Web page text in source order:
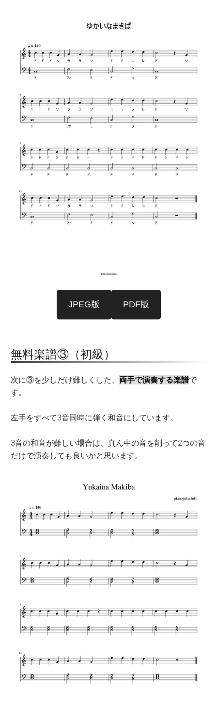
JPEG版 PDF版
無料楽譜③（初級）
次に③を少しだけ難しくした、 両手で演奏する楽譜で
す。
左手をすべて3音同時に弾く和音にしています。
3音の和音が難しい場合は、真ん中の音を削って2つの音
だけで演奏しても良いかと思います。